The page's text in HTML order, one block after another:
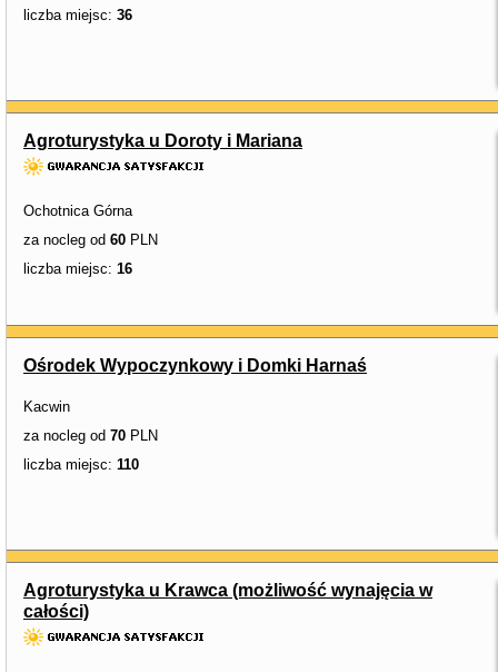
liczba miejsc: 36
Agroturystyka u Doroty i Mariana
Ochotnica Górna
za nocleg od 60 PLN
liczba miejsc: 16
Ośrodek Wypoczynkowy i Domki Harnaś
Kacwin
za nocleg od 70 PLN
liczba miejsc: 110
Agroturystyka u Krawca (możliwość wynajęcia w
całości)